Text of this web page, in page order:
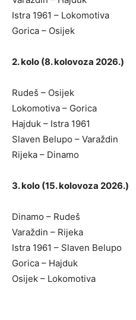
Istra 1961 – Lokomotiva
Gorica – Osijek
2. kolo (8. kolovoza 2026.)
Rudeš – Osijek
Lokomotiva – Gorica
Hajduk – Istra 1961
Slaven Belupo – Varaždin
Rijeka – Dinamo
3. kolo (15. kolovoza 2026.)
Dinamo – Rudeš
Varaždin – Rijeka
Istra 1961 – Slaven Belupo
Gorica – Hajduk
Osijek – Lokomotiva